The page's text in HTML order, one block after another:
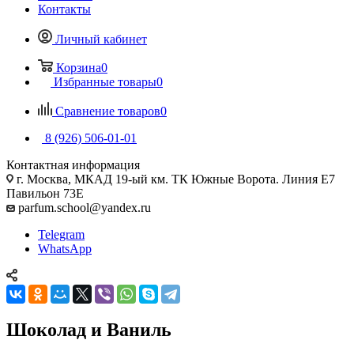
Контакты
Личный кабинет
Корзина0
Избранные товары0
Сравнение товаров0
8 (926) 506-01-01
Контактная информация
г. Москва, МКАД 19-ый км. ТК Южные Ворота. Линия Е7
Павильон 73Е
parfum.school@yandex.ru
Telegram
WhatsApp
Шоколад и Ваниль